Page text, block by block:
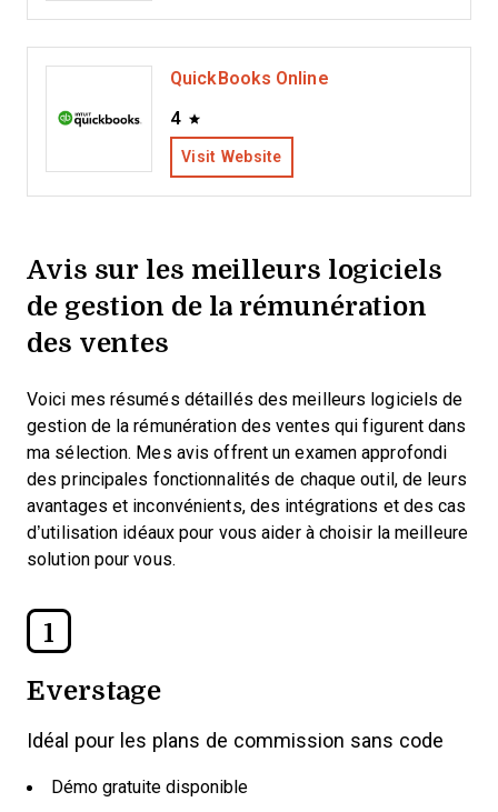
QuickBooks Online
4
Visit Website
Avis sur les meilleurs logiciels
de gestion de la rémunération
des ventes
Voici mes résumés détaillés des meilleurs logiciels de
gestion de la rémunération des ventes qui figurent dans
ma sélection. Mes avis offrent un examen approfondi
des principales fonctionnalités de chaque outil, de leurs
avantages et inconvénients, des intégrations et des cas
d’utilisation idéaux pour vous aider à choisir la meilleure
solution pour vous.
1
Everstage
Idéal pour les plans de commission sans code
Démo gratuite disponible